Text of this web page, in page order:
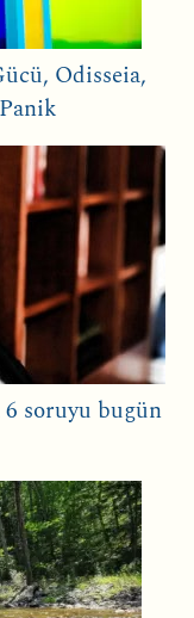
Odisseia,
6 soruyu bugün